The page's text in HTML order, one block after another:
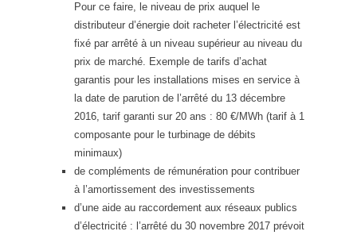
Pour ce faire, le niveau de prix auquel le
distributeur d’énergie doit racheter l’électricité est
fixé par arrêté à un niveau supérieur au niveau du
prix de marché. Exemple de tarifs d’achat
garantis pour les installations mises en service à
la date de parution de l’arrêté du 13 décembre
2016, tarif garanti sur 20 ans : 80 €/MWh (tarif à 1
composante pour le turbinage de débits
minimaux)
de compléments de rémunération pour contribuer
à l’amortissement des investissements
d’une aide au raccordement aux réseaux publics
d’électricité : l’arrêté du 30 novembre 2017 prévoit